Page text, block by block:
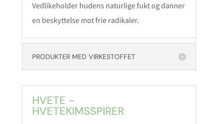
Vedlikeholder hudens naturlige fukt og danner
en beskyttelse mot frie radikaler.
PRODUKTER MED VIRKESTOFFET
HVETE -
HVETEKIMSSPIRER